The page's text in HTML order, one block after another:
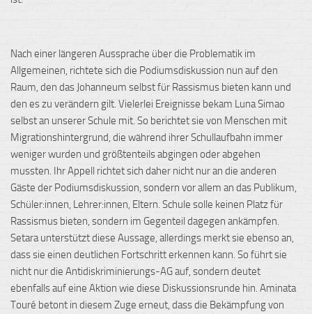
Nach einer längeren Aussprache über die Problematik im
Allgemeinen, richtete sich die Podiumsdiskussion nun auf den
Raum, den das Johanneum selbst für Rassismus bieten kann und
den es zu verändern gilt. Vielerlei Ereignisse bekam Luna Simao
selbst an unserer Schule mit. So berichtet sie von Menschen mit
Migrationshintergrund, die während ihrer Schullaufbahn immer
weniger wurden und größtenteils abgingen oder abgehen
mussten. Ihr Appell richtet sich daher nicht nur an die anderen
Gäste der Podiumsdiskussion, sondern vor allem an das Publikum,
Schüler:innen, Lehrer:innen, Eltern. Schule solle keinen Platz für
Rassismus bieten, sondern im Gegenteil dagegen ankämpfen.
Setara unterstützt diese Aussage, allerdings merkt sie ebenso an,
dass sie einen deutlichen Fortschritt erkennen kann. So führt sie
nicht nur die Antidiskriminierungs-AG auf, sondern deutet
ebenfalls auf eine Aktion wie diese Diskussionsrunde hin. Aminata
Touré betont in diesem Zuge erneut, dass die Bekämpfung von